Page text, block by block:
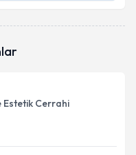
almanız için bir
Estetik Cerrahi